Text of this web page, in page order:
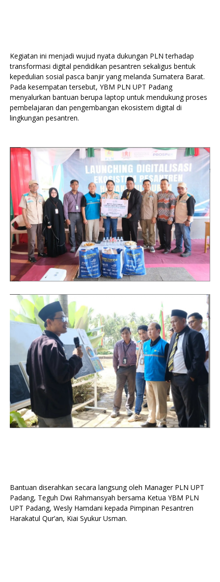
Kegiatan ini menjadi wujud nyata dukungan PLN terhadap
transformasi digital pendidikan pesantren sekaligus bentuk
kepedulian sosial pasca banjir yang melanda Sumatera Barat.
Pada kesempatan tersebut, YBM PLN UPT Padang
menyalurkan bantuan berupa laptop untuk mendukung proses
pembelajaran dan pengembangan ekosistem digital di
lingkungan pesantren.
Bantuan diserahkan secara langsung oleh Manager PLN UPT
Padang, Teguh Dwi Rahmansyah bersama Ketua YBM PLN
UPT Padang, Wesly Hamdani kepada Pimpinan Pesantren
Harakatul Qur’an, Kiai Syukur Usman.